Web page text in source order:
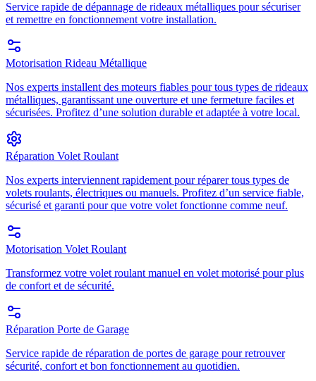
Service rapide de dépannage de rideaux métalliques pour sécuriser
et remettre en fonctionnement votre installation.
Motorisation Rideau Métallique
Nos experts installent des moteurs fiables pour tous types de rideaux
métalliques, garantissant une ouverture et une fermeture faciles et
sécurisées. Profitez d’une solution durable et adaptée à votre local.
Réparation Volet Roulant
Nos experts interviennent rapidement pour réparer tous types de
volets roulants, électriques ou manuels. Profitez d’un service fiable,
sécurisé et garanti pour que votre volet fonctionne comme neuf.
Motorisation Volet Roulant
Transformez votre volet roulant manuel en volet motorisé pour plus
de confort et de sécurité.
Réparation Porte de Garage
Service rapide de réparation de portes de garage pour retrouver
sécurité, confort et bon fonctionnement au quotidien.